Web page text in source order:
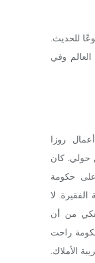
للحديث.
وفي
روزا
حولي. كان
حكومة
لا
من أن
راحت
الأملاك.